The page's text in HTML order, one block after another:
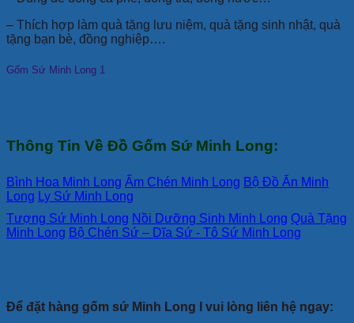
– Thích hợp làm quà tặng lưu niệm, quà tặng sinh nhật, quà
tặng bạn bè, đồng nghiệp….
Gốm Sứ Minh Long 1
Thông Tin Về Đồ Gốm Sứ Minh Long:
Bình Hoa Minh Long Ấm Chén Minh Long Bộ Đồ Ăn Minh
Long Ly Sứ Minh Long
Tượng Sứ Minh Long Nồi Dưỡng Sinh Minh Long Quà Tặng
Minh Long Bộ Chén Sứ – Dĩa Sứ - Tô Sứ Minh Long
Để đặt hàng gốm sứ Minh Long I vui lòng liên hệ ngay: